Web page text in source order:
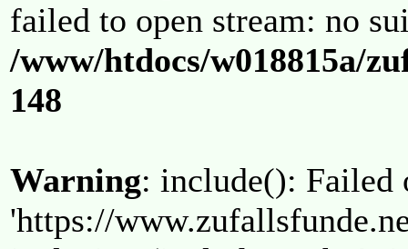
failed to open stream: no
/www/htdocs/w018815a/
148
Warning: include(): Failed
'https://